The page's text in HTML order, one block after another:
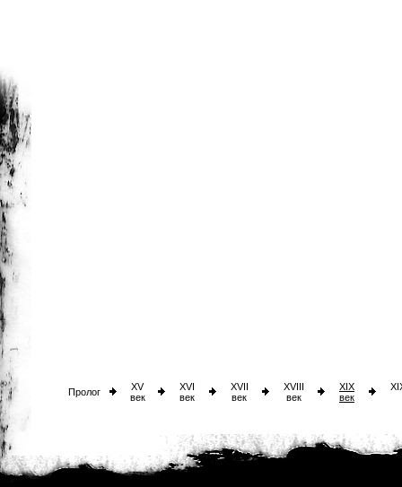
Пролог
XV
век
XVI
век
XVII
век
XVIII
век
XIX
век